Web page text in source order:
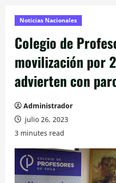
Noticias Nacionales
Colegio de
movilización por
advierten con
Administrador
julio 26, 2023
3 minutes read